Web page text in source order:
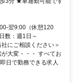
翌9:00（休憩120
数：週1日～
にご相談ください＞
大変・・・ すべてお
日で勤務できる求人